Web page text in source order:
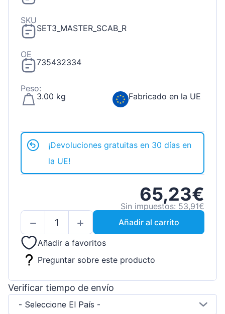
SKU
SET3_MASTER_SCAB_R
OE
735432334
Peso:
3.00 kg
Fabricado en la UE
¡Devoluciones gratuitas en 30 días en
la UE!
65,23€
Sin impuestos: 53,91€
Añadir al carrito
Añadir a favoritos
Preguntar sobre este producto
Verificar tiempo de envío
- Seleccione El País -